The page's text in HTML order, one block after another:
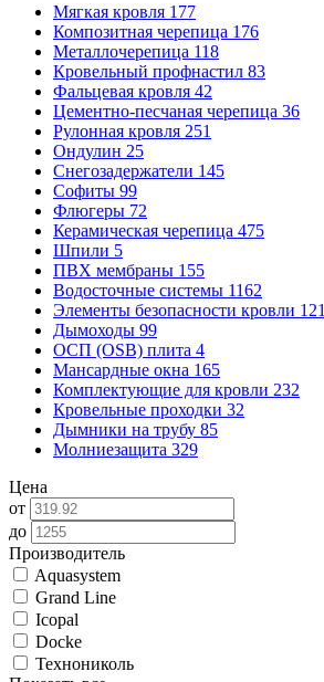
Мягкая кровля 177
Композитная черепица 176
Металлочерепица 118
Кровельный профнастил 83
Фальцевая кровля 42
Цементно-песчаная черепица 36
Рулонная кровля 251
Ондулин 25
Снегозадержатели 145
Софиты 99
Флюгеры 72
Керамическая черепица 475
Шпили 5
ПВХ мембраны 155
Водосточные системы 1162
Элементы безопасности кровли 121
Дымоходы 99
ОСП (OSB) плита 4
Мансардные окна 165
Комплектующие для кровли 232
Кровельные проходки 32
Дымники на трубу 85
Молниезащита 329
Цена
от
до
Производитель
Aquasystem
Grand Line
Icopal
Docke
Технониколь